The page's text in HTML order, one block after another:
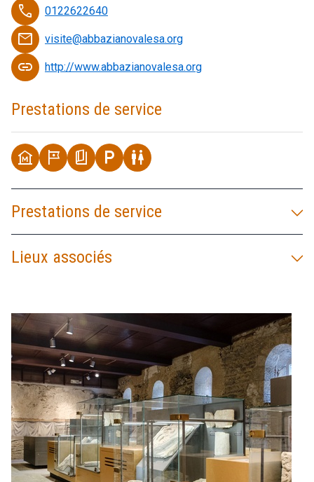
phone 0122622640
email visite@abbazianovalesa.org
link http://www.abbazianovalesa.org
Prestations de service
museum tour book_5 local_parking wc
Prestations de service
Lieux associés